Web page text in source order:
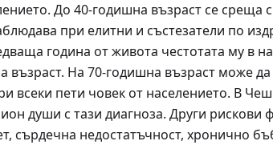
До 40-годишна възраст се
при елитни и състезатели по
година от живота честотата му в
възраст. На 70-годишна възраст може да
всеки пети човек от населението. В
души с тази диагноза. Други рискови
сърдечна недостатъчност, хронично